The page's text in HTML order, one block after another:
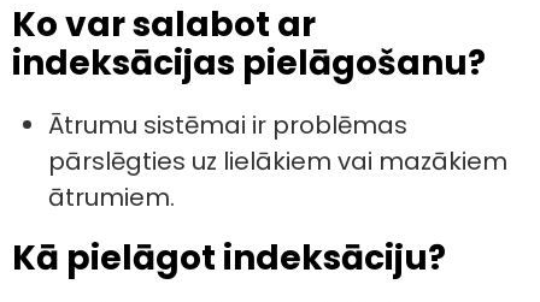
Ko var salabot ar
indeksācijas pielāgošanu?
Ātrumu sistēmai ir problēmas
pārslēgties uz lielākiem vai mazākiem
ātrumiem.
Kā pielāgot indeksāciju?